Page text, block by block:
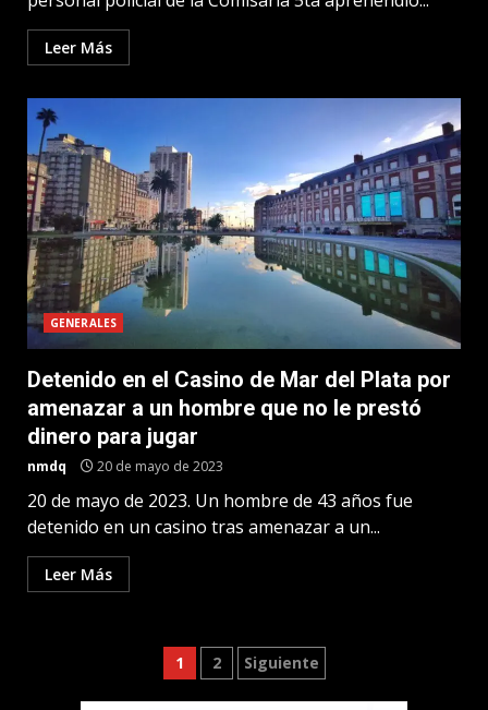
Leer Más
GENERALES
Detenido en el Casino de Mar del Plata por
amenazar a un hombre que no le prestó
dinero para jugar
nmdq 20 de mayo de 2023
20 de mayo de 2023. Un hombre de 43 años fue
detenido en un casino tras amenazar a un...
Leer Más
Paginación
1 2 Siguiente